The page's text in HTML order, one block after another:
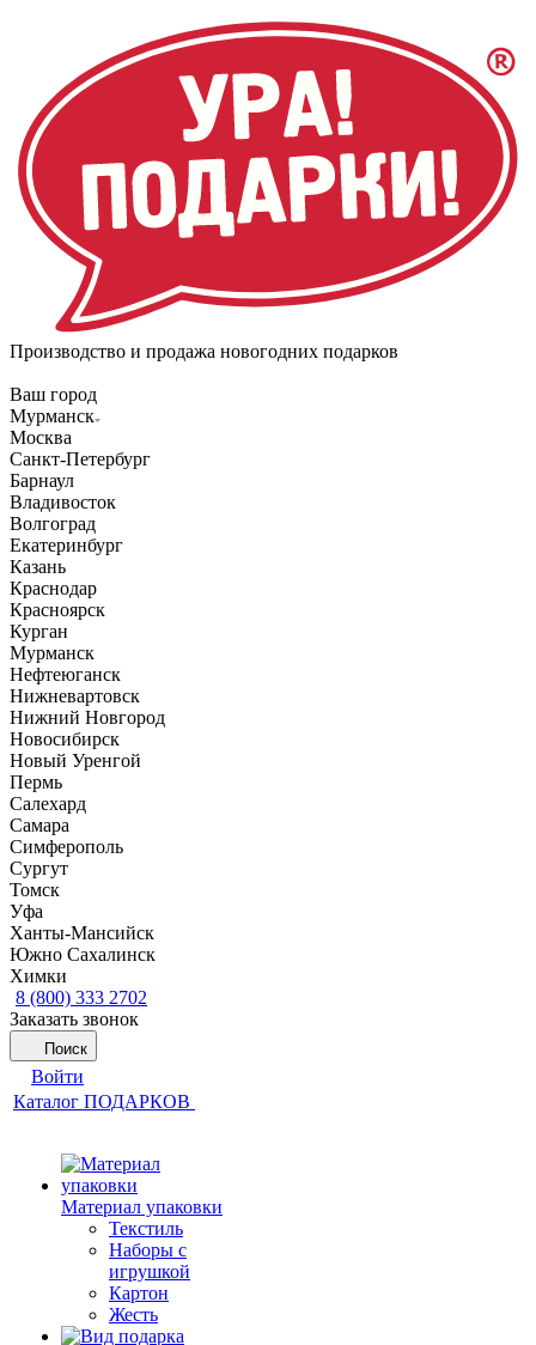
Производство и продажа новогодних подарков
Ваш город
Мурманск
Москва
Санкт-Петербург
Барнаул
Владивосток
Волгоград
Екатеринбург
Казань
Краснодар
Красноярск
Курган
Мурманск
Нефтеюганск
Нижневартовск
Нижний Новгород
Новосибирск
Новый Уренгой
Пермь
Салехард
Самара
Симферополь
Сургут
Томск
Уфа
Ханты-Мансийск
Южно Сахалинск
Химки
8 (800) 333 2702
Заказать звонок
Поиск
Войти
Каталог ПОДАРКОВ
Материал упаковки
Текстиль
Наборы с
игрушкой
Картон
Жесть